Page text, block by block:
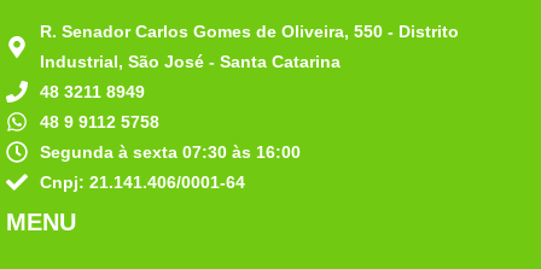
R. Senador Carlos Gomes de Oliveira, 550 - Distrito
Industrial, São José - Santa Catarina
48 3211 8949
48 9 9112 5758
Segunda à sexta 07:30 às 16:00
Cnpj: 21.141.406/0001-64
MENU